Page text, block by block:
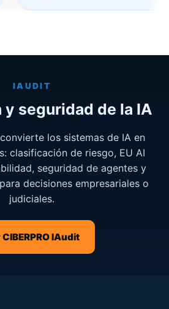
IAUDIT
y seguridad de la IA
convierte los sistemas de IA en
clasificación de riesgo, EU AI
seguridad de agentes y
decisiones empresariales o
judiciales.
IAudit